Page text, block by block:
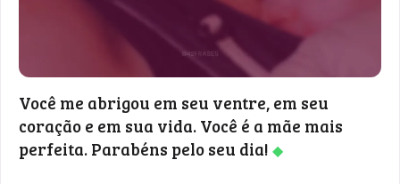
Você me abrigou em seu ventre, em seu
coração e em sua vida. Você é a mãe mais
perfeita. Parabéns pelo seu dia! ◆